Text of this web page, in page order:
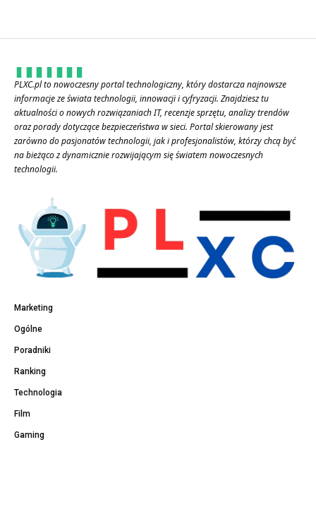
PLXC.pl to nowoczesny portal technologiczny, który dostarcza najnowsze
informacje ze świata technologii, innowacji i cyfryzacji. Znajdziesz tu
aktualności o nowych rozwiązaniach IT, recenzje sprzętu, analizy trendów
oraz porady dotyczące bezpieczeństwa w sieci. Portal skierowany jest
zarówno do pasjonatów technologii, jak i profesjonalistów, którzy chcą być
na bieżąco z dynamicznie rozwijającym się światem nowoczesnych
technologii.
Marketing
Ogólne
Poradniki
Ranking
Technologia
Film
Gaming